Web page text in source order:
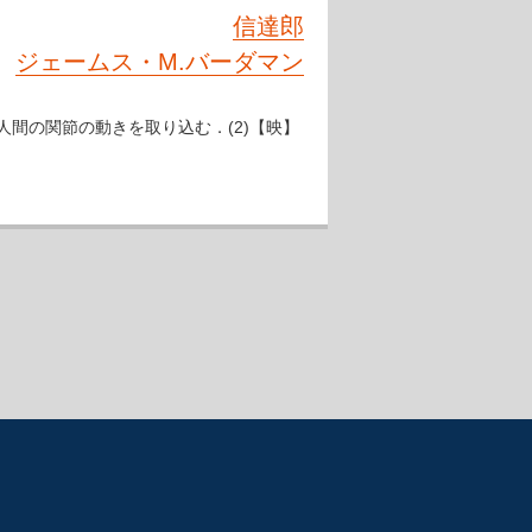
信達郎
ジェームス・M.バーダマン
の関節の動きを取り込む．(2)【映】